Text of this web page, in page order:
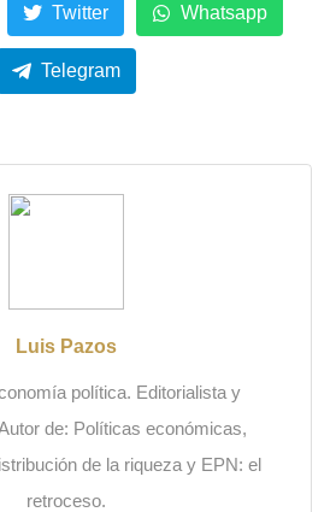
Twitter Whatsapp
Telegram
Luis Pazos
política. Editorialista y
de: Políticas económicas,
de la riqueza y EPN: el
retroceso.